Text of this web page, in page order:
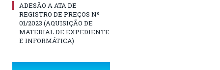
ADESÃO A ATA DE
REGISTRO DE PREÇOS Nº
01/2023 (AQUISIÇÃO DE
MATERIAL DE EXPEDIENTE
E INFORMÁTICA)